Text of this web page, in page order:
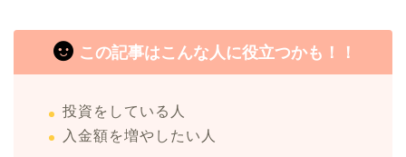
この記事はこんな人に役立つかも！！
投資をしている人
入金額を増やしたい人